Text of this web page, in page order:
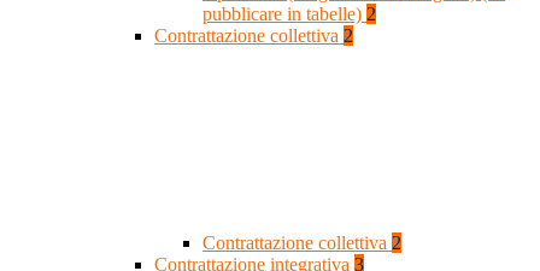
pubblicare in tabelle) 2
Contrattazione collettiva 2
Contrattazione collettiva 2
Contrattazione integrativa 3